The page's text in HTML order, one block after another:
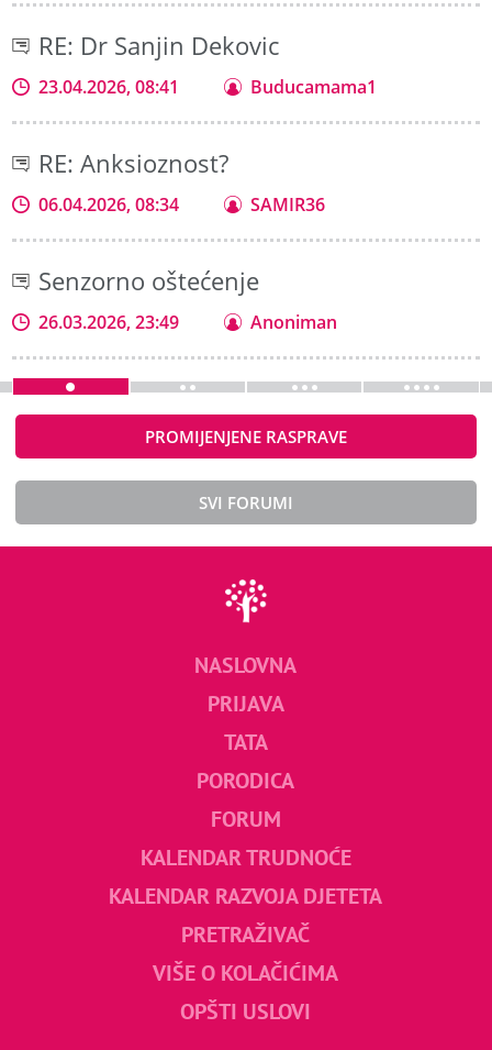
RE: Dr Sanjin Dekovic
23.04.2026, 08:41 Buducamama1
RE: Anksioznost?
06.04.2026, 08:34 SAMIR36
Senzorno oštećenje
26.03.2026, 23:49 Anoniman
PROMIJENJENE RASPRAVE
SVI FORUMI
NASLOVNA
PRIJAVA
TATA
PORODICA
FORUM
KALENDAR TRUDNOĆE
KALENDAR RAZVOJA DJETETA
PRETRAŽIVAČ
VIŠE O KOLAČIĆIMA
OPŠTI USLOVI